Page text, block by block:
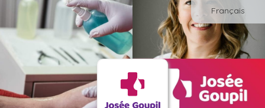
Français